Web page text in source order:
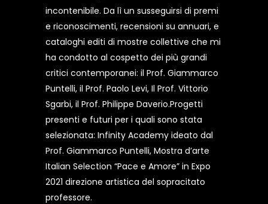
incontenibile. Da lì un susseguirsi di premi
e riconoscimenti, recensioni su annuari, e
cataloghi editi di mostre collettive che mi
ha condotto al cospetto dei più grandi
critici contemporanei: il Prof. Giammarco
Puntelli, il Prof. Paolo Levi, Il Prof. Vittorio
Sgarbi, il Prof. Philippe Daverio.Progetti
presenti e futuri per i quali sono stata
selezionata: Infinity Academy ideato dal
Prof. Giammarco Puntelli, Mostra d’arte
Italian Selection “Pace e Amore” in Expo
2021 direzione artistica del sopracitato
professore.